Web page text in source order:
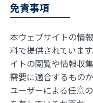
免責事項
本ウェブサイトの情
料で提供されていま
イトの閲覧や情報収
需要に適合するもの
ユーザーによる任意